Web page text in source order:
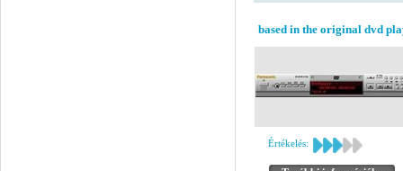
based in the original dvd
Értékelés: